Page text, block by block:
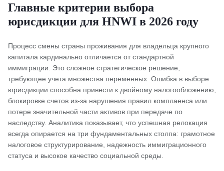
Главные критерии выбора
юрисдикции для HNWI в 2026 году
Процесс смены страны проживания для владельца крупного
капитала кардинально отличается от стандартной
иммиграции. Это сложное стратегическое решение,
требующее учета множества переменных. Ошибка в выборе
юрисдикции способна привести к двойному налогообложению,
блокировке счетов из-за нарушения правил комплаенса или
потере значительной части активов при передаче по
наследству. Аналитика показывает, что успешная релокация
всегда опирается на три фундаментальных столпа: грамотное
налоговое структурирование, надежность иммиграционного
статуса и высокое качество социальной среды.